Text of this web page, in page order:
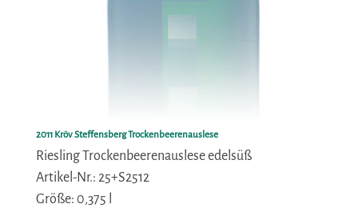
2011 Kröv Steffensberg Trockenbeerenauslese
Riesling Trockenbeerenauslese edelsüß
Artikel-Nr.: 25+S2512
Größe: 0,375 l